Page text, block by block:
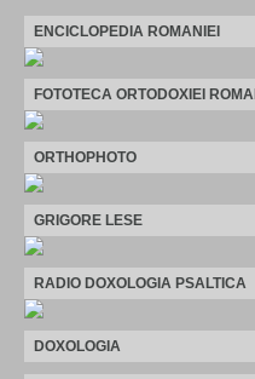
ENCICLOPEDIA ROMANIEI
FOTOTECA ORTODOXIEI
ORTHOPHOTO
GRIGORE LESE
RADIO DOXOLOGIA PSALTICA
DOXOLOGIA